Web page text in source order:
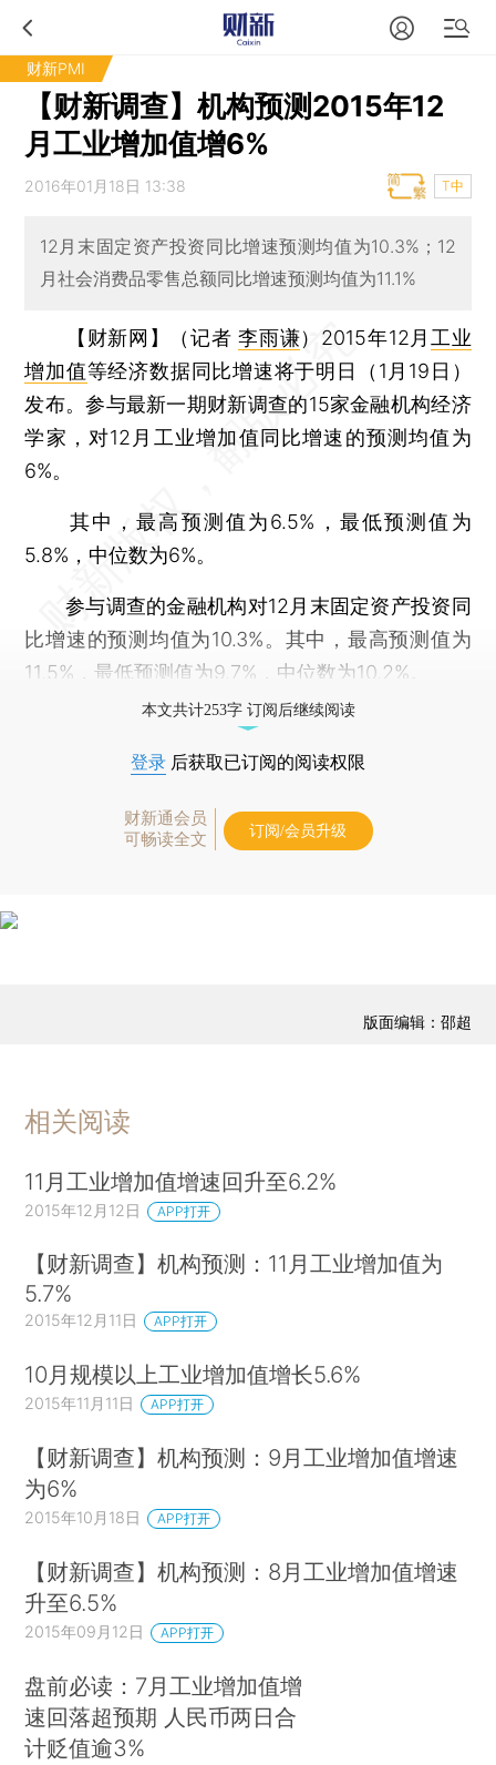
财新PMI
【财新调查】机构预测2015年12
月工业增加值增6%
2016年01月18日 13:38 T中
12月末固定资产投资同比增速预测均值为10.3%；12
月社会消费品零售总额同比增速预测均值为11.1%
【财新网】（记者李雨谦） 2015年12月 工业
增加值等经济数据同比增速将于明日（1月19日）
发布。参与最新一期财新调查的15家金融机构经济
学家，对12月工业增加值同比增速的预测均值为
6%。
其中，最高预测值为6.5%，最低预测值为
5.8%，中位数为6%。
参与调查的金融机构对12月末固定资产投资同
比增速的预测均值为10.3%。其中，最高预测值为
11.5%，最低预测值为9.7%，中位数为10.2%。
本文共计253字 订阅后继续阅读
登录 后获取已订阅的阅读权限
财新通会员
可畅读全文
订阅/会员升级
版面编辑：邵超
相关阅读
11月工业增加值增速回升至6.2%
2015年12月12日 APP打开
【财新调查】机构预测：11月工业增加值为
5.7%
2015年12月11日 APP打开
10月规模以上工业增加值增长5.6%
2015年11月11日 APP打开
【财新调查】机构预测：9月工业增加值增速
为6%
2015年10月18日 APP打开
【财新调查】机构预测：8月工业增加值增速
升至6.5%
2015年09月12日 APP打开
盘前必读：7月工业增加值增
速回落超预期 人民币两日合
计贬值逾3%